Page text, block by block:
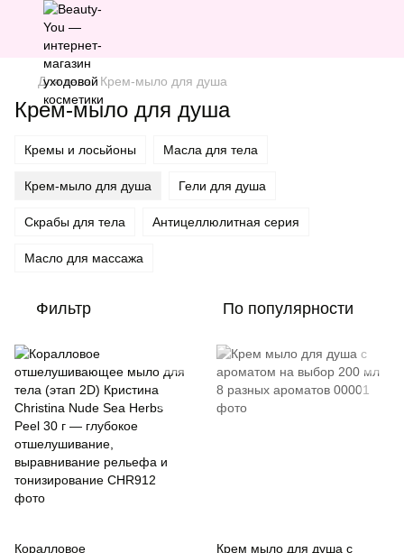
Для тела Крем-мыло для душа
Крем-мыло для душа
Кремы и лосьйоны Масла для тела
Крем-мыло для душа Гели для душа
Скрабы для тела Антицеллюлитная серия
Масло для массажа
Фильтр По популярности
Коралловое
Крем мыло для душа с